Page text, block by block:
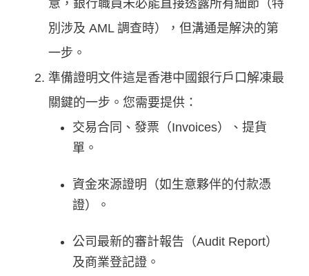
意，銀行職員未必能直接透露所有細節（特
別涉及 AML 調查時），但溝通是解決的第
一步。
準備證明文件這是香港中國銀行戶口解凍最
關鍵的一步。您需要提供：
交易合同、發票（Invoices）、提貨
單。
資金來源證明（如生意夥伴的付款憑
證）。
公司最新的審計報告（Audit Report）
及商業登記證。